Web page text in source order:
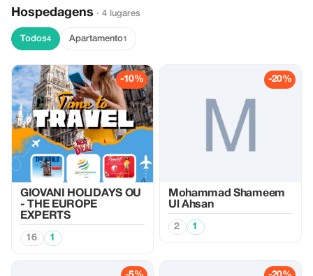
Hospedagens · 4 lugares
Todos4 Apartamento1
-10%
GIOVANI HOLIDAYS OU
- THE EUROPE
EXPERTS
16 1
-20%
Mohammad Shameem
Ul Ahsan
2 1